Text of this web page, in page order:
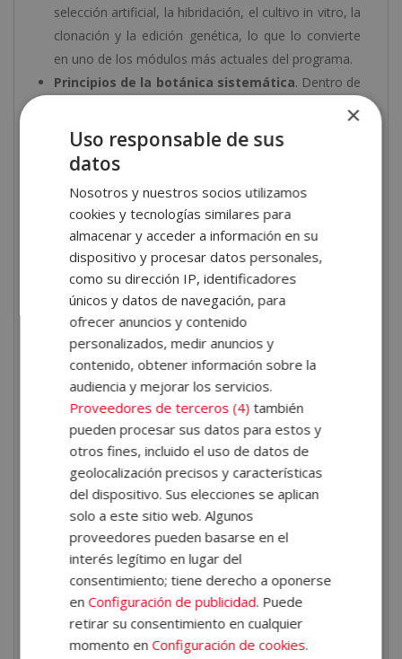
selección artificial, la hibridación, el cultivo in vitro, la
clonación y la edición genética, lo que lo convierte
en uno de los módulos más actuales del programa.
Principios de la botánica sistemática. Dentro de
esta unidad se estudian los tipos de clasificación, los
niveles taxonómicos y la nomenclatura botánica
científica.
Filogenia vegetal
uso de datos moleculares y el sistema APG.
Grandes grupos vegetales. Algas verdes,
briófitas, pteridófitas, gimnospermas y
angiospermas.
Ecología vegetal y ecosistemas
ecológicos, relaciones planta-planta y planta-animal,
sucesión ecológica y productividad.
Geobotánica . Zonas de vegetación del planeta,
adaptaciones al medio y endemismos.
Conservación vegetal. Amenazas a la
biodiversidad, especies en peligro, estrategias de
conservación y restauración ecológica.
¿Qué aprenderás con la
Certificación de Experto
en Botánica y Taxonomía
Vegetal?
Cuando termines el programa, sabrás cómo funciona
una planta desde dentro y cómo se defiende de los
×
Uso responsable de sus
datos
Nosotros y nuestros socios utilizamos
cookies y tecnologías similares para
almacenar y acceder a información en su
dispositivo y procesar datos personales,
como su dirección IP, identificadores
únicos y datos de navegación, para
ofrecer anuncios y contenido
personalizados, medir anuncios y
contenido, obtener información sobre la
audiencia y mejorar los servicios.
Proveedores de terceros (4) también
pueden procesar sus datos para estos y
otros fines, incluido el uso de datos de
geolocalización precisos y características
del dispositivo. Sus elecciones se aplican
solo a este sitio web. Algunos
proveedores pueden basarse en el
interés legítimo en lugar del
consentimiento; tiene derecho a oponerse
enConfiguración de publicidad. Puede
retirar su consentimiento en cualquier
momento enConfiguración de cookies.